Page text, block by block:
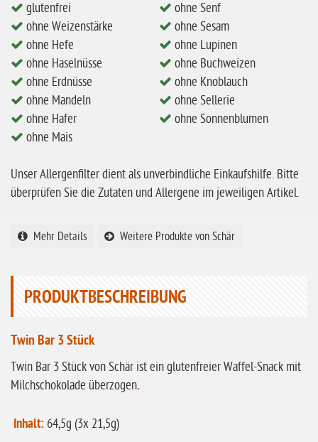
ohne Haselnüsse
Bio
vegan
ohne Erdnüsse
eiweißarm / PKU
ohne Mandeln
ohne Milch
ohne Hafer
ohne Senf
ohne Lupinen
ohne Guarkernmehl
ohne Vanille
glutenfrei
ohne Weizenstärke
ohne Hefe
ohne Haselnüsse
ohne Erdnüsse
ohne Mandeln
ohne Hafer
ohne Mais
ohne Senf
ohne Sesam
ohne Lupinen
ohne Buchweizen
ohne Knoblauch
ohne Sellerie
ohne Sonnenblumen
Unser Allergenfilter dient als unverbindliche Einkaufshilfe. Bitte
überprüfen Sie die Zutaten und Allergene im jeweiligen Artikel.
Mehr Details Weitere Produkte von Schär
PRODUKTBESCHREIBUNG
Twin Bar 3 Stück
Twin Bar 3 Stück von Schär ist ein glutenfreier Waffel-Snack mit
Milchschokolade überzogen.
Inhalt: 64,5g (3x 21,5g)